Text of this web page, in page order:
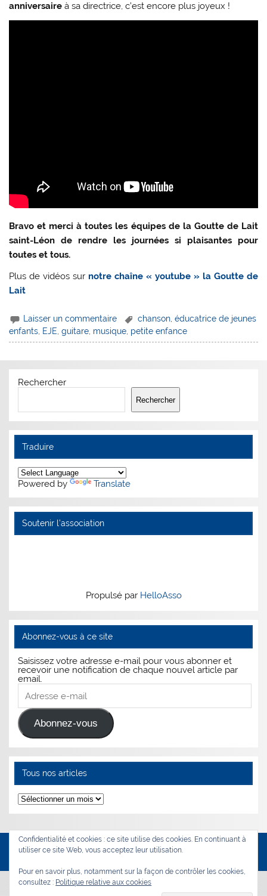
anniversaire à sa directrice, c’est encore plus joyeux !
Bravo et merci à toutes les équipes de la Goutte de Lait
saint-Léon de rendre les journées si plaisantes pour
toutes et tous.
Plus de vidéos sur notre chaîne « youtube » la Goutte de
Lait
Laisser un commentaire chanson ,éducatrice de jeunes
enfants EJE ,guitare musique petite enfance
Rechercher
Rechercher
Traduire
Powered by Translate
Soutenir l’association
Propulsé par HelloAsso
Abonnez-vous à ce site
Saisissez votre adresse e-mail pour vous abonner et
recevoir une notification de chaque nouvel article par
email.
Adresse
e-
mail
Abonnez-vous
Tous nos articles
Tous
nos
articles
WordPress Theme: Smartline by ThemeZee.
Confidentialité et cookies : ce site utilise des cookies. En continuant à
utiliser ce site Web, vous acceptez leur utilisation.
Pour en savoir plus, notamment sur la façon de contrôler les cookies,
consultez : Politique relative aux cookies